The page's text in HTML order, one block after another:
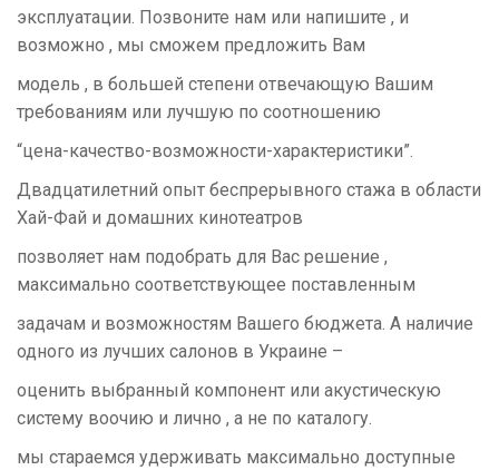
эксплуатации. Позвоните нам или напишите , и
возможно , мы сможем предложить Вам
модель , в большей степени отвечающую Вашим
требованиям или лучшую по соотношению
“цена-качество-возможности-характеристики”.
Двадцатилетний опыт беспрерывного стажа в области
Хай-Фай и домашних кинотеатров
позволяет нам подобрать для Вас решение ,
максимально соответствующее поставленным
задачам и возможностям Вашего бюджета. А наличие
одного из лучших салонов в Украине –
оценить выбранный компонент или акустическую
систему воочию и лично , а не по каталогу.
мы стараемся удерживать максимально доступные